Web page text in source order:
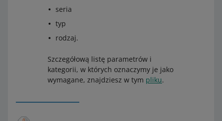
seria
typ
rodzaj.
Szczegółową listę parametrów i
kategorii, w których oznaczymy je jako
wymagane, znajdziesz w tym pliku.